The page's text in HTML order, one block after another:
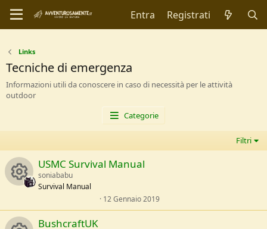
Entra Registrati
Links
Tecniche di emergenza
Informazioni utili da conoscere in caso di necessità per le attività
outdoor
Categorie
Filtri
R
USMC Survival Manual
soniababu
Survival Manual
0
0
12 Gennaio 2019
BushcraftUK